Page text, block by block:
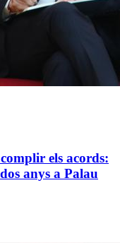
els acords:
anys a Palau